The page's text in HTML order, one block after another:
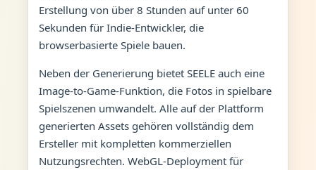
Erstellung von über 8 Stunden auf unter 60
Sekunden für Indie-Entwickler, die
browserbasierte Spiele bauen.
Neben der Generierung bietet SEELE auch eine
Image-to-Game-Funktion, die Fotos in spielbare
Spielszenen umwandelt. Alle auf der Plattform
generierten Assets gehören vollständig dem
Ersteller mit kompletten kommerziellen
Nutzungsrechten. WebGL-Deployment für